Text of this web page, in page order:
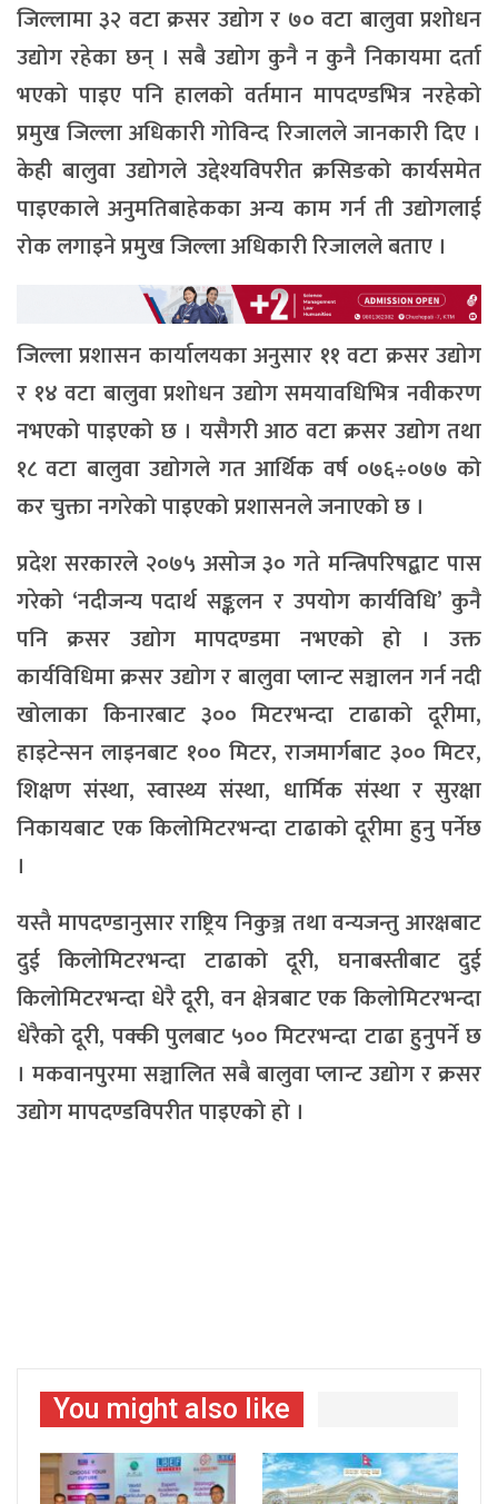
जिल्लामा ३२ वटा क्रसर उद्योग र ७० वटा बालुवा प्रशोधन
उद्योग रहेका छन् । सबै उद्योग कुनै न कुनै निकायमा दर्ता
भएको पाइए पनि हालको वर्तमान मापदण्डभित्र नरहेको
प्रमुख जिल्ला अधिकारी गोविन्द रिजालले जानकारी दिए ।
केही बालुवा उद्योगले उद्देश्यविपरीत क्रसिङको कार्यसमेत
पाइएकाले अनुमतिबाहेकका अन्य काम गर्न ती उद्योगलाई
रोक लगाइने प्रमुख जिल्ला अधिकारी रिजालले बताए ।
जिल्ला प्रशासन कार्यालयका अनुसार ११ वटा क्रसर उद्योग
र १४ वटा बालुवा प्रशोधन उद्योग समयावधिभित्र नवीकरण
नभएको पाइएको छ । यसैगरी आठ वटा क्रसर उद्योग तथा
१८ वटा बालुवा उद्योगले गत आर्थिक वर्ष ०७६÷०७७ को
कर चुक्ता नगरेको पाइएको प्रशासनले जनाएको छ ।
प्रदेश सरकारले २०७५ असोज ३० गते मन्त्रिपरिषद्बाट पास
गरेको ‘नदीजन्य पदार्थ सङ्कलन र उपयोग कार्यविधि’ कुनै
पनि क्रसर उद्योग मापदण्डमा नभएको हो । उक्त
कार्यविधिमा क्रसर उद्योग र बालुवा प्लान्ट सञ्चालन गर्न नदी
खोलाका किनारबाट ३०० मिटरभन्दा टाढाको दूरीमा,
हाइटेन्सन लाइनबाट १०० मिटर, राजमार्गबाट ३०० मिटर,
शिक्षण संस्था, स्वास्थ्य संस्था, धार्मिक संस्था र सुरक्षा
निकायबाट एक किलोमिटरभन्दा टाढाको दूरीमा हुनु पर्नेछ
।
यस्तै मापदण्डानुसार राष्ट्रिय निकुञ्ज तथा वन्यजन्तु आरक्षबाट
दुई किलोमिटरभन्दा टाढाको दूरी, घनाबस्तीबाट दुई
किलोमिटरभन्दा धेरै दूरी, वन क्षेत्रबाट एक किलोमिटरभन्दा
धेरैको दूरी, पक्की पुलबाट ५०० मिटरभन्दा टाढा हुनुपर्ने छ
। मकवानपुरमा सञ्चालित सबै बालुवा प्लान्ट उद्योग र क्रसर
उद्योग मापदण्डविपरीत पाइएको हो ।
You might also like